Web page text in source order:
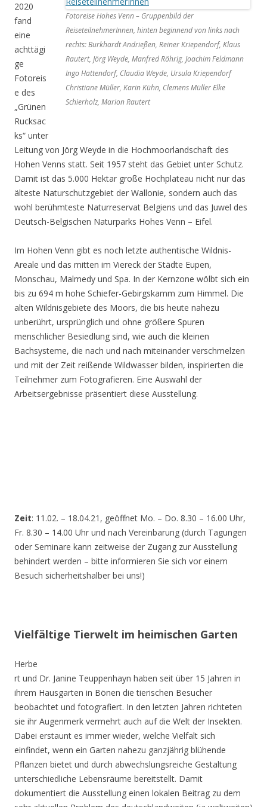
Fotoreise Hohes Venn – Gruppenbild der
ReiseteilnehmerInnen, hinten beginnend von links nach
rechts: Burkhardt Andrießen, Reiner Kriependorf, Klaus
Rautert, Jörg Weyde, Manfred Röhrig, Joachim Feldmann
Ingo Hattendorf, Claudia Weyde, Ursula Kriependorf
Christiane Müller, Karin Kühn, Clemens Müller Elke
Schierholz, Marion Rautert
2020
fand
eine
achttägi
ge
Fotoreis
e des
„Grünen
Rucksac
ks“ unter
Leitung von Jörg Weyde in die Hochmoorlandschaft des
Hohen Venns statt. Seit 1957 steht das Gebiet unter Schutz.
Damit ist das 5.000 Hektar große Hochplateau nicht nur das
älteste Naturschutzgebiet der Wallonie, sondern auch das
wohl berühmteste Naturreservat Belgiens und das Juwel des
Deutsch-Belgischen Naturparks Hohes Venn – Eifel.
Im Hohen Venn gibt es noch letzte authentische Wildnis-
Areale und das mitten im Viereck der Städte Eupen,
Monschau, Malmedy und Spa. In der Kernzone wölbt sich ein
bis zu 694 m hohe Schiefer-Gebirgskamm zum Himmel. Die
alten Wildnisgebiete des Moors, die bis heute nahezu
unberührt, ursprünglich und ohne größere Spuren
menschlicher Besiedlung sind, wie auch die kleinen
Bachsysteme, die nach und nach miteinander verschmelzen
und mit der Zeit reißende Wildwasser bilden, inspirierten die
Teilnehmer zum Fotografieren. Eine Auswahl der
Arbeitsergebnisse präsentiert diese Ausstellung.
Zeit: 11.02. – 18.04.21, geöffnet Mo. – Do. 8.30 – 16.00 Uhr,
Fr. 8.30 – 14.00 Uhr und nach Vereinbarung (durch Tagungen
oder Seminare kann zeitweise der Zugang zur Ausstellung
behindert werden – bitte informieren Sie sich vor einem
Besuch sicherheitshalber bei uns!)
Vielfältige Tierwelt im heimischen Garten
Herbe
rt und Dr. Janine Teuppenhayn haben seit über 15 Jahren in
ihrem Hausgarten in Bönen die tierischen Besucher
beobachtet und fotografiert. In den letzten Jahren richteten
sie ihr Augenmerk vermehrt auch auf die Welt der Insekten.
Dabei erstaunt es immer wieder, welche Vielfalt sich
einfindet, wenn ein Garten nahezu ganzjährig blühende
Pflanzen bietet und durch abwechslungsreiche Gestaltung
unterschiedliche Lebensräume bereitstellt. Damit
dokumentiert die Ausstellung einen lokalen Beitrag zu dem